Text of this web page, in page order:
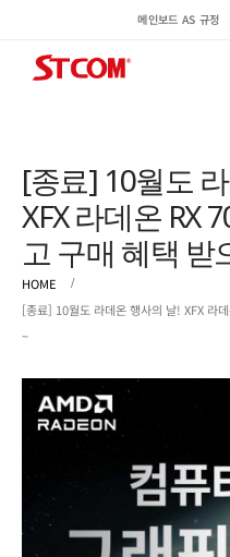
메인보드 AS 규정
[종료] 10월도
XFX 라데온 RX
고 구매 혜택 받
HOME
[종료] 10월도 라데온 행사의 날! XFX 라
~